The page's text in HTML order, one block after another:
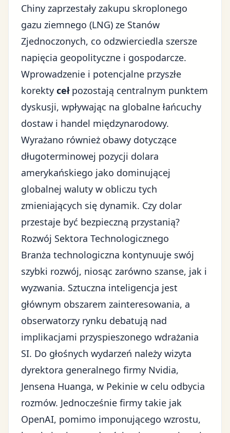
Chiny zaprzestały zakupu skroplonego
gazu ziemnego (LNG) ze Stanów
Zjednoczonych, co odzwierciedla szersze
napięcia geopolityczne i gospodarcze.
Wprowadzenie i potencjalne przyszłe
korekty cełpozostają centralnym punktem
dyskusji, wpływając na globalne łańcuchy
dostaw i handel międzynarodowy.
Wyrażano również obawy dotyczące
długoterminowej pozycji dolara
amerykańskiego jako dominującej
globalnej waluty w obliczu tych
zmieniających się dynamik. Czy dolar
przestaje być bezpieczną przystanią?
Rozwój Sektora Technologicznego
Branża technologiczna kontynuuje swój
szybki rozwój, niosąc zarówno szanse, jak i
wyzwania. Sztuczna inteligencja jest
głównym obszarem zainteresowania, a
obserwatorzy rynku debatują nad
implikacjami przyspieszonego wdrażania
SI. Do głośnych wydarzeń należy wizyta
dyrektora generalnego firmy Nvidia,
Jensena Huanga, w Pekinie w celu odbycia
rozmów. Jednocześnie firmy takie jak
OpenAI, pomimo imponującego wzrostu,